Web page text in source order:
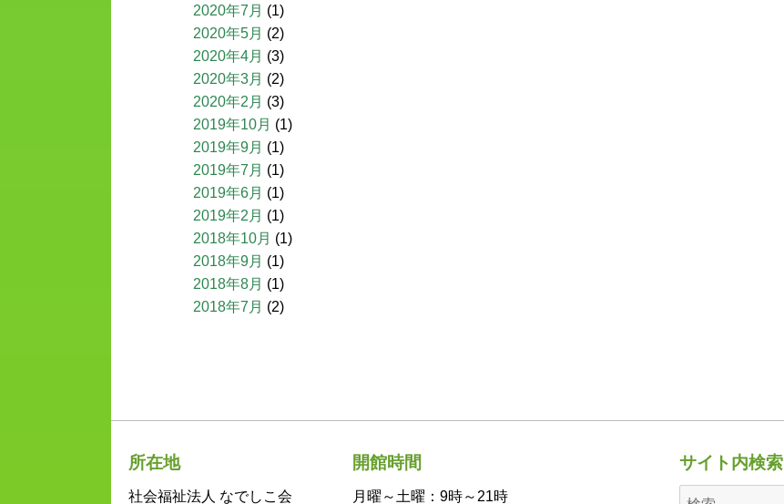
2020年7月 (1)
2020年5月 (2)
2020年4月 (3)
2020年3月 (2)
2020年2月 (3)
2019年10月 (1)
2019年9月 (1)
2019年7月 (1)
2019年6月 (1)
2019年2月 (1)
2018年10月 (1)
2018年9月 (1)
2018年8月 (1)
2018年7月 (2)
所在地
社会福祉法人 なでしこ会
開館時間
月曜～土曜：9時～21時
サイト内検索